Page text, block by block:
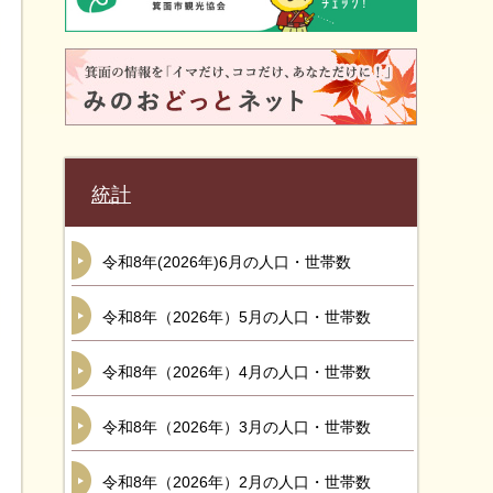
統計
令和8年(2026年)6月の人口・世帯数
令和8年（2026年）5月の人口・世帯数
令和8年（2026年）4月の人口・世帯数
令和8年（2026年）3月の人口・世帯数
令和8年（2026年）2月の人口・世帯数